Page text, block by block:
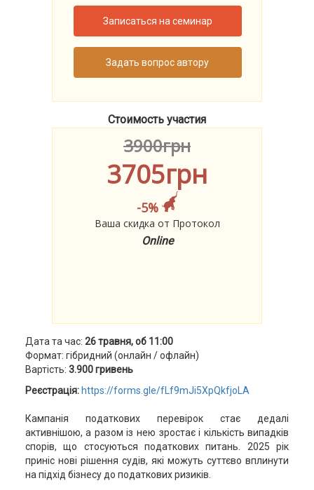
Записаться на семинар
Задать вопрос автору
Стоимость участия
3900грн
3705грн
-5%
Ваша скидка от Протокол
Online
Дата та час: 26 травня, об 11:00
Формат: гібридний (онлайн / офлайн)
Вартість: 3.900 гривень
Реєстрація: https://forms.gle/fLf9mJi5XpQkfjoLA
Кампанія податкових перевірок стає дедалі
активнішою, а разом із нею зростає і кількість випадків
спорів, що стосуються податкових питань. 2025 рік
приніс нові рішення судів, які можуть суттєво вплинути
на підхід бізнесу до податкових ризиків.